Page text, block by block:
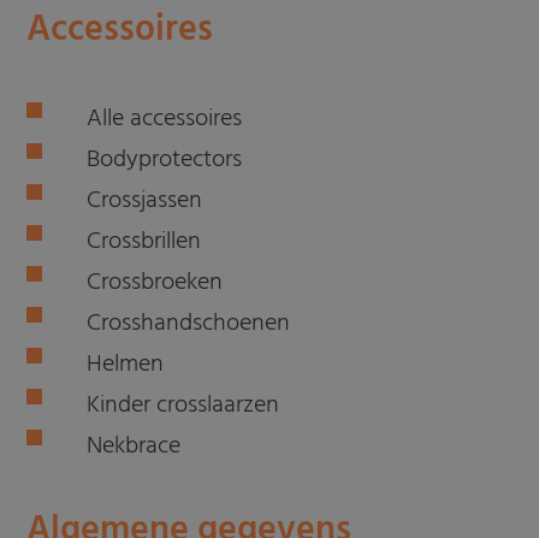
Accessoires
Alle accessoires
Bodyprotectors
Crossjassen
Crossbrillen
Crossbroeken
Crosshandschoenen
Helmen
Kinder crosslaarzen
Nekbrace